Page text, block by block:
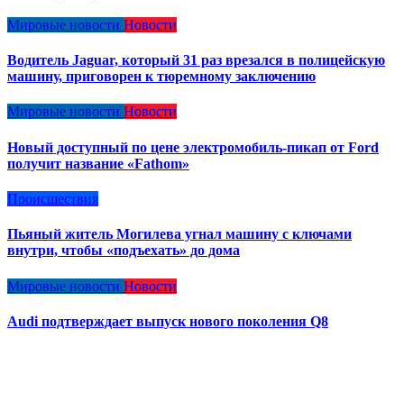
Мировые новости Новости
Водитель Jaguar, который 31 раз врезался в полицейскую
машину, приговорен к тюремному заключению
Мировые новости Новости
Новый доступный по цене электромобиль-пикап от Ford
получит название «Fathom»
Происшествия
Пьяный житель Могилева угнал машину с ключами
внутри, чтобы «подъехать» до дома
Мировые новости Новости
Audi подтверждает выпуск нового поколения Q8